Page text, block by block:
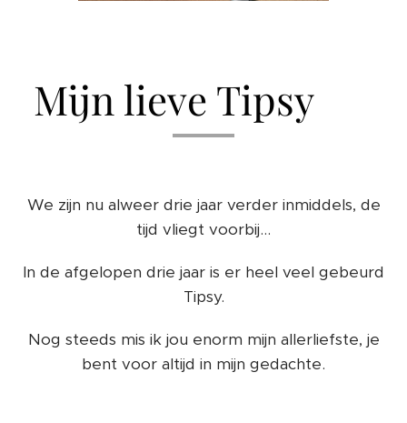
Mijn lieve Tipsy ❤️
We zijn nu alweer drie jaar verder inmiddels, de
tijd vliegt voorbij...
In de afgelopen drie jaar is er heel veel gebeurd
Tipsy.
Nog steeds mis ik jou enorm mijn allerliefste, je
bent voor altijd in mijn gedachte.